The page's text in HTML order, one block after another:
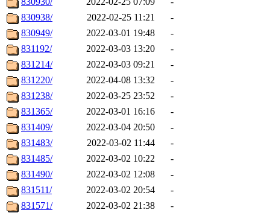
830938/
2022-02-25 11:21
-
830949/
2022-03-01 19:48
-
831192/
2022-03-03 13:20
-
831214/
2022-03-03 09:21
-
831220/
2022-04-08 13:32
-
831238/
2022-03-25 23:52
-
831365/
2022-03-01 16:16
-
831409/
2022-03-04 20:50
-
831483/
2022-03-02 11:44
-
831485/
2022-03-02 10:22
-
831490/
2022-03-02 12:08
-
831511/
2022-03-02 20:54
-
831571/
2022-03-02 21:38
-